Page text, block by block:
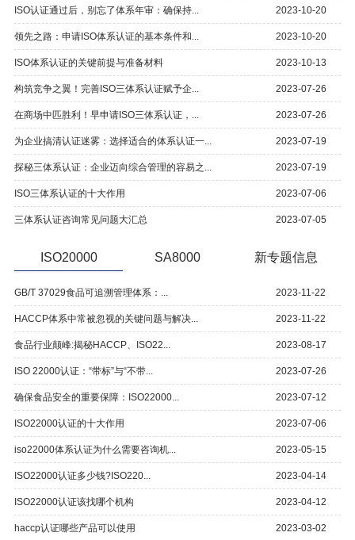
ISO认证通过后，别忘了体系年审：确保持... 2023-10-20
领先之路：申请ISO体系认证的基本条件和... 2023-10-20
ISO体系认证的关键前提与准备材料 2023-10-13
构筑竞争之翼！完善ISO三体系认证赋予企... 2023-07-26
在商场中匹胜利！早申请ISO三体系认证，... 2023-07-26
为企业搞清认证迷雾：选择适合的体系认证一... 2023-07-19
探秘三体系认证：企业迈向综合管理的容易之... 2023-07-19
ISO三体系认证的十大作用 2023-07-06
三体系认证咨询常见问题大汇总 2023-07-05
ISO20000 SA8000 新专题信息
GB/T 37029食品可追溯管理体系：... 2023-11-22
HACCP体系中常被忽视的关键问题与解决... 2023-11-22
食品行业颠峰:揭秘HACCP、ISO22... 2023-08-17
ISO 22000认证：“带标”与“不带... 2023-07-26
确保食品安全的重要保障：ISO22000... 2023-07-12
ISO22000认证的十大作用 2023-07-06
iso22000体系认证为什么需要咨询机... 2023-05-15
ISO22000认证多少钱?ISO220... 2023-04-14
ISO22000认证该找哪个机构 2023-04-12
haccp认证哪些产品可以使用 2023-03-02